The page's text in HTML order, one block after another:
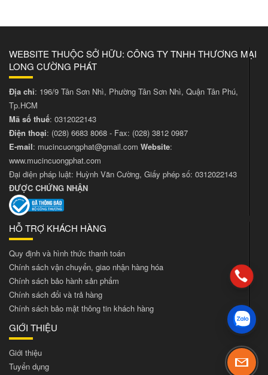
WEBSITE THUỘC SỞ HỮU: CÔNG TY TNHH THƯƠNG MẠI
LONG CƯỜNG PHÁT
Địa chỉ: 196/9 Tân Sơn Nhì, Phường Tân Sơn Nhì, Quận Tân Phú,
Tp.HCM
Mã số thuế: 0312022143
Điện thoại: (028) 6683 8068 - Fax: (028) 3812 0987
E-mail: mucincuongphat@gmail.com Website:
www.mucincuongphat.com
Đại diện pháp luật: Huỳnh Văn Cường, Giấy phép số: 0312022143
ĐƯỢC CHỨNG NHẬN
HỖ TRỢ KHÁCH HÀNG
Quy định và hình thức thanh toán
Chính sách vận chuyển, giao nhận hàng hóa
Chính sách bảo hành sản phẩm
Chính sách đổi và trả hàng
Chính sách bảo mật thông tin khách hàng
GIỚI THIỆU
Giới thiệu
Tuyển dụng